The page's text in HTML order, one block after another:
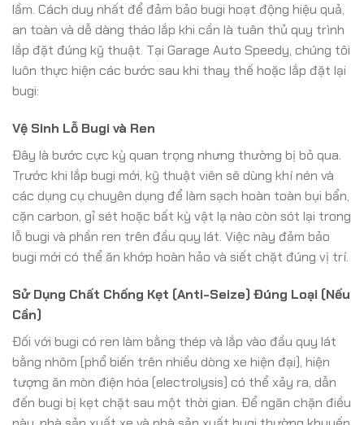
lầm. Cách duy nhất để đảm bảo bugi hoạt động hiệu quả,
an toàn và dễ dàng tháo lắp khi cần là tuân thủ quy trình
lắp đặt đúng kỹ thuật. Tại Garage Auto Speedy, chúng tôi
luôn thực hiện các bước sau khi thay thế hoặc lắp đặt lại
bugi:
Vệ Sinh Lỗ Bugi và Ren
Đây là bước cực kỳ quan trọng nhưng thường bị bỏ qua.
Trước khi lắp bugi mới, kỹ thuật viên sẽ dùng khí nén và
các dụng cụ chuyên dụng để làm sạch hoàn toàn bụi bẩn,
cặn carbon, gỉ sét hoặc bất kỳ vật lạ nào còn sót lại trong
lỗ bugi và phần ren trên đầu quy lát. Việc này đảm bảo
bugi mới có thể ăn khớp hoàn hảo và siết chặt đúng vị trí.
Sử Dụng Chất Chống Kẹt (Anti-Seize) Đúng Loại (Nếu
Cần)
Đối với bugi có ren làm bằng thép và lắp vào đầu quy lát
bằng nhôm (phổ biến trên nhiều dòng xe hiện đại), hiện
tượng ăn mòn điện hóa (electrolysis) có thể xảy ra, dẫn
đến bugi bị kẹt chặt sau một thời gian. Để ngăn chặn điều